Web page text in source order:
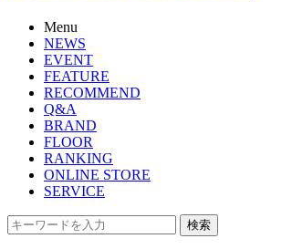
Menu
NEWS
EVENT
FEATURE
RECOMMEND
Q&A
BRAND
FLOOR
RANKING
ONLINE STORE
SERVICE
検索